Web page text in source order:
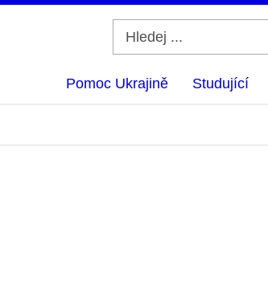
Pomoc Ukrajině Studující